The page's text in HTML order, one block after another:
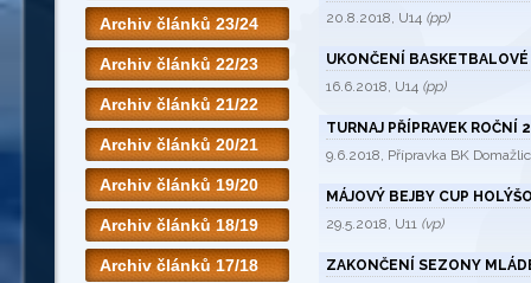
Archiv článků 23/24
Archiv článků 22/23
Archiv článků 21/22
Archiv článků 20/21
Archiv článků 19/20
Archiv článků 18/19
Archiv článků 17/18
20.8.2018, U14 (pp)
UKONČENÍ
16.6.2018, U14 (pp)
TURNAJ PŘÍPRAVEK ROČNÍ
9.6.2018, Přípravka BK
MÁJOVÝ BEJBY CUP
29.5.2018, U11 (vp)
ZAKONČENÍ SEZONY